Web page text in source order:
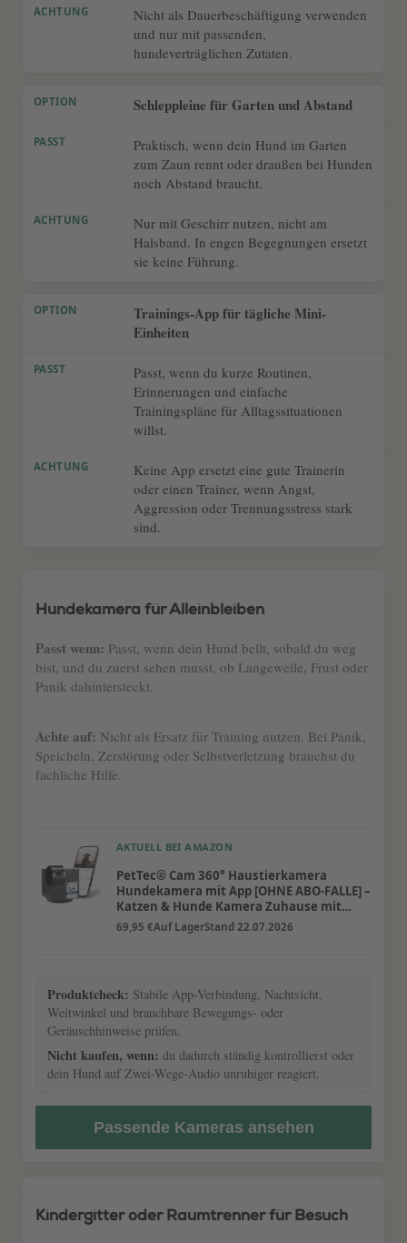
Nicht als Dauerbeschäftigung verwenden
und nur mit passenden,
hundeverträglichen Zutaten.
Schleppleine für Garten und Abstand
Praktisch, wenn dein Hund im Garten
zum Zaun rennt oder draußen bei Hunden
noch Abstand braucht.
Nur mit Geschirr nutzen, nicht am
Halsband. In engen Begegnungen ersetzt
sie keine Führung.
Trainings-App für tägliche Mini-
Einheiten
Passt, wenn du kurze Routinen,
Erinnerungen und einfache
Trainingspläne für Alltagssituationen
willst.
Keine App ersetzt eine gute Trainerin
oder einen Trainer, wenn Angst,
Aggression oder Trennungsstress stark
sind.
Hundekamera für Alleinbleiben
Passt wenn: Passt, wenn dein Hund bellt, sobald du weg
bist, und du zuerst sehen musst, ob Langeweile, Frust oder
Panik dahintersteckt.
Achte auf: Nicht als Ersatz für Training nutzen. Bei Panik,
Speicheln, Zerstörung oder Selbstverletzung brauchst du
fachliche Hilfe.
AKTUELL BEI AMAZON
PetTec® Cam 360° Haustierkamera
Hundekamera mit App [OHNE ABO-FALLE] –
Katzen & Hunde Kamera Zuhause mit
Bewegungserkennung &
Nachtsichtfunktion – Full HD
69,95 €Auf LagerStand 22.07.2026
Produktcheck: Stabile App-Verbindung, Nachtsicht,
Weitwinkel und brauchbare Bewegungs- oder
Geräuschhinweise prüfen.
Nicht kaufen, wenn: du dadurch ständig kontrollierst oder
dein Hund auf Zwei-Wege-Audio unruhiger reagiert.
Passende Kameras ansehen
Kindergitter oder Raumtrenner für Besuch